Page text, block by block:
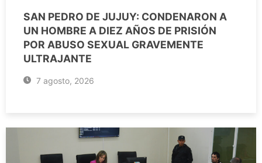
SAN PEDRO DE JUJUY: CONDENARON A
UN HOMBRE A DIEZ AÑOS DE PRISIÓN
POR ABUSO SEXUAL GRAVEMENTE
ULTRAJANTE
7 agosto, 2026